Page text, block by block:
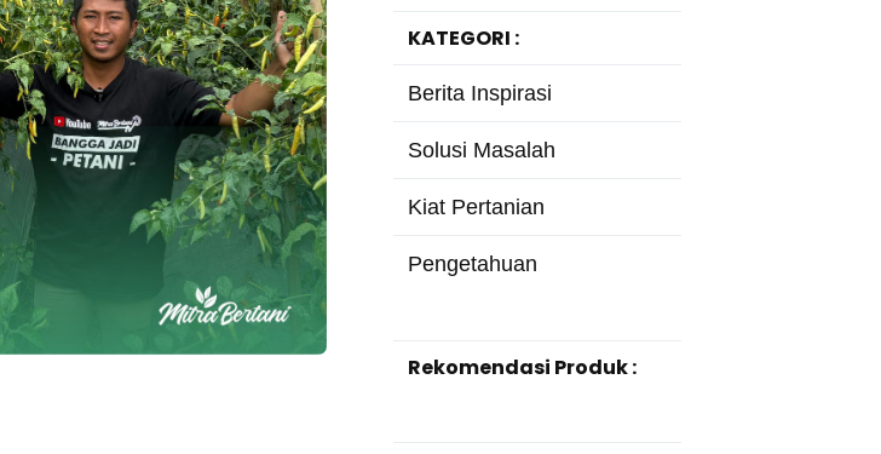
KATEGORI :
Berita Inspirasi
Solusi Masalah
Kiat Pertanian
Pengetahuan
Rekomendasi Produk :